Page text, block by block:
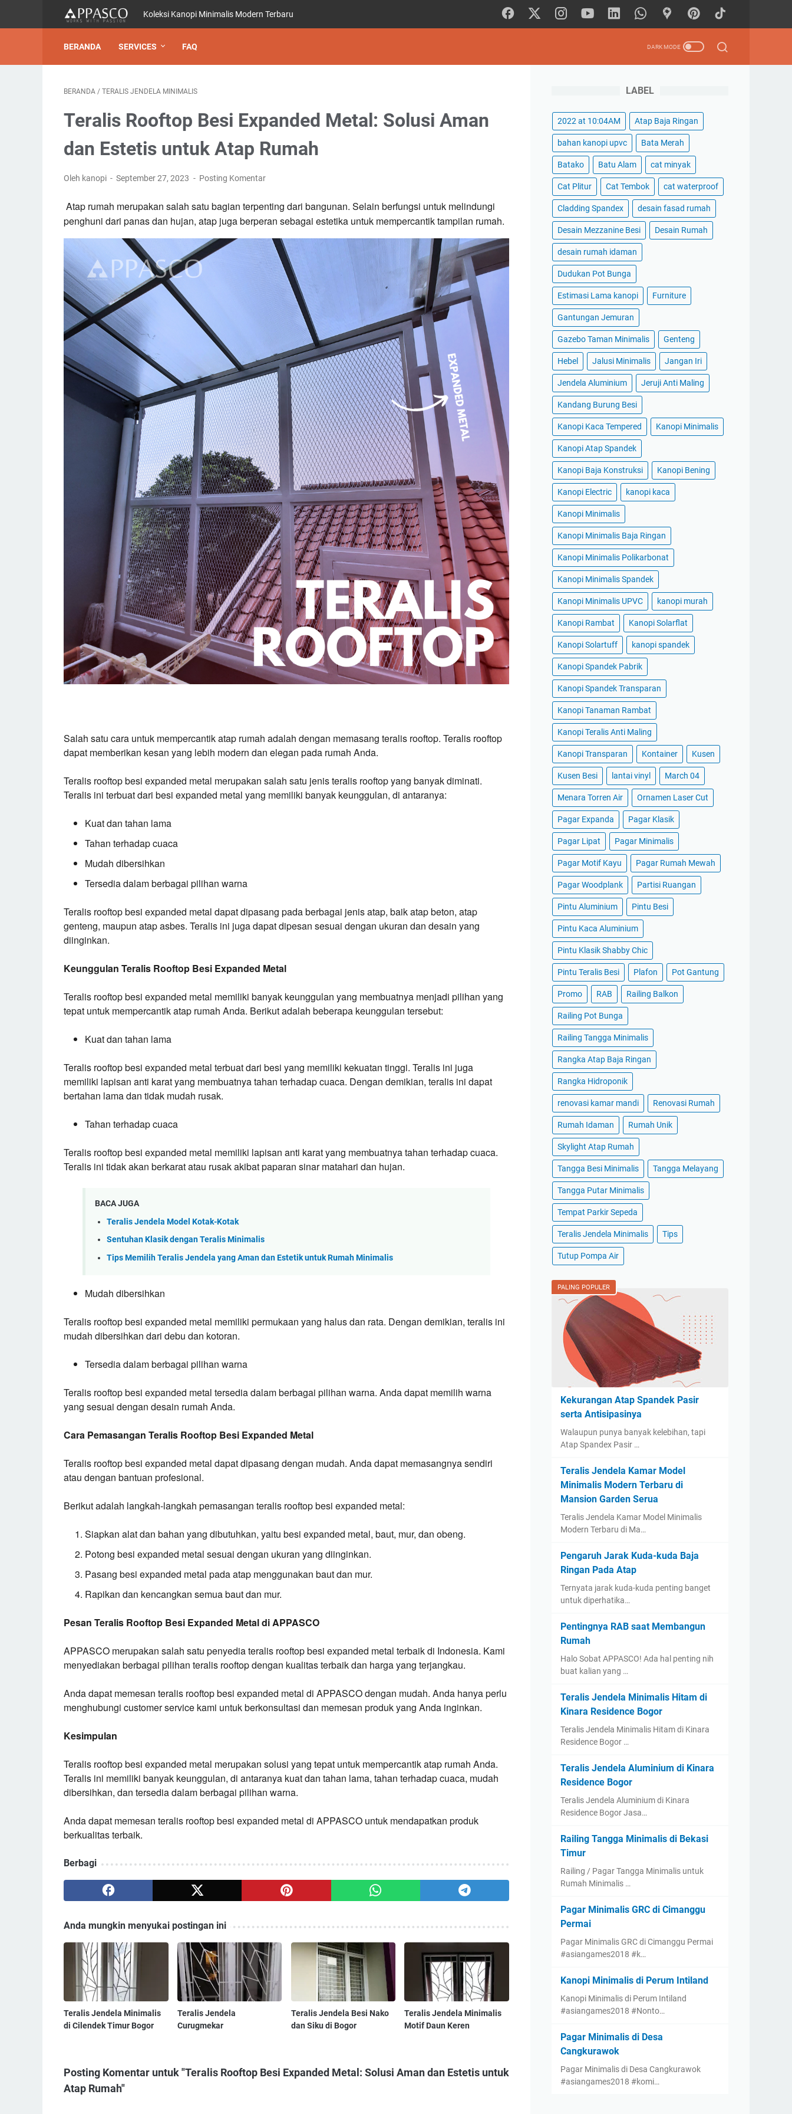
Koleksi Kanopi Minimalis Modern Terbaru
BERANDA SERVICES FAQ
BERANDA / TERALIS JENDELA MINIMALIS
Teralis Rooftop Besi Expanded Metal: Solusi Aman
dan Estetis untuk Atap Rumah
Oleh kanopi September 27, 2023 Posting Komentar
Atap rumah merupakan salah satu bagian terpenting dari bangunan. Selain berfungsi untuk melindungi
penghuni dari panas dan hujan, atap juga berperan sebagai estetika untuk mempercantik tampilan rumah.
Salah satu cara untuk mempercantik atap rumah adalah dengan memasang teralis rooftop. Teralis rooftop
dapat memberikan kesan yang lebih modern dan elegan pada rumah Anda.
Teralis rooftop besi expanded metal merupakan salah satu jenis teralis rooftop yang banyak diminati.
Teralis ini terbuat dari besi expanded metal yang memiliki banyak keunggulan, di antaranya:
Kuat dan tahan lama
Tahan terhadap cuaca
Mudah dibersihkan
Tersedia dalam berbagai pilihan warna
Teralis rooftop besi expanded metal dapat dipasang pada berbagai jenis atap, baik atap beton, atap
genteng, maupun atap asbes. Teralis ini juga dapat dipesan sesuai dengan ukuran dan desain yang
diinginkan.
Keunggulan Teralis Rooftop Besi Expanded Metal
Teralis rooftop besi expanded metal memiliki banyak keunggulan yang membuatnya menjadi pilihan yang
tepat untuk mempercantik atap rumah Anda. Berikut adalah beberapa keunggulan tersebut:
Kuat dan tahan lama
Teralis rooftop besi expanded metal terbuat dari besi yang memiliki kekuatan tinggi. Teralis ini juga
memiliki lapisan anti karat yang membuatnya tahan terhadap cuaca. Dengan demikian, teralis ini dapat
bertahan lama dan tidak mudah rusak.
Tahan terhadap cuaca
Teralis rooftop besi expanded metal memiliki lapisan anti karat yang membuatnya tahan terhadap cuaca.
Teralis ini tidak akan berkarat atau rusak akibat paparan sinar matahari dan hujan.
BACA JUGA
Teralis Jendela Model Kotak-Kotak
Sentuhan Klasik dengan Teralis Minimalis
Tips Memilih Teralis Jendela yang Aman dan Estetik untuk Rumah Minimalis
Mudah dibersihkan
Teralis rooftop besi expanded metal memiliki permukaan yang halus dan rata. Dengan demikian, teralis ini
mudah dibersihkan dari debu dan kotoran.
Tersedia dalam berbagai pilihan warna
Teralis rooftop besi expanded metal tersedia dalam berbagai pilihan warna. Anda dapat memilih warna
yang sesuai dengan desain rumah Anda.
Cara Pemasangan Teralis Rooftop Besi Expanded Metal
Teralis rooftop besi expanded metal dapat dipasang dengan mudah. Anda dapat memasangnya sendiri
atau dengan bantuan profesional.
Berikut adalah langkah-langkah pemasangan teralis rooftop besi expanded metal:
Siapkan alat dan bahan yang dibutuhkan, yaitu besi expanded metal, baut, mur, dan obeng.
Potong besi expanded metal sesuai dengan ukuran yang diinginkan.
Pasang besi expanded metal pada atap menggunakan baut dan mur.
Rapikan dan kencangkan semua baut dan mur.
Pesan Teralis Rooftop Besi Expanded Metal di APPASCO
APPASCO merupakan salah satu penyedia teralis rooftop besi expanded metal terbaik di Indonesia. Kami
menyediakan berbagai pilihan teralis rooftop dengan kualitas terbaik dan harga yang terjangkau.
Anda dapat memesan teralis rooftop besi expanded metal di APPASCO dengan mudah. Anda hanya perlu
menghubungi customer service kami untuk berkonsultasi dan memesan produk yang Anda inginkan.
Kesimpulan
Teralis rooftop besi expanded metal merupakan solusi yang tepat untuk mempercantik atap rumah Anda.
Teralis ini memiliki banyak keunggulan, di antaranya kuat dan tahan lama, tahan terhadap cuaca, mudah
dibersihkan, dan tersedia dalam berbagai pilihan warna.
Anda dapat memesan teralis rooftop besi expanded metal di APPASCO untuk mendapatkan produk
berkualitas terbaik.
Berbagi
Anda mungkin menyukai postingan ini
Teralis Jendela Minimalis
di Cilendek Timur Bogor
Teralis Jendela
Curugmekar
Teralis Jendela Besi Nako
dan Siku di Bogor
Teralis Jendela Minimalis
Motif Daun Keren
Posting Komentar untuk "Teralis Rooftop Besi Expanded Metal: Solusi Aman dan Estetis untuk
Atap Rumah"
LABEL
2022 at 10:04AM Atap Baja Ringan
bahan kanopi upvc Bata Merah
Batako Batu Alam cat minyak
Cat Plitur Cat Tembok cat waterproof
Cladding Spandex desain fasad rumah
Desain Mezzanine Besi Desain Rumah
desain rumah idaman
Dudukan Pot Bunga
Estimasi Lama kanopi Furniture
Gantungan Jemuran
Gazebo Taman Minimalis Genteng
Hebel Jalusi Minimalis Jangan Iri
Jendela Aluminium Jeruji Anti Maling
Kandang Burung Besi
Kanopi Kaca Tempered Kanopi Minimalis
Kanopi Atap Spandek
Kanopi Baja Konstruksi Kanopi Bening
Kanopi Electric kanopi kaca
Kanopi Minimalis
Kanopi Minimalis Baja Ringan
Kanopi Minimalis Polikarbonat
Kanopi Minimalis Spandek
Kanopi Minimalis UPVC kanopi murah
Kanopi Rambat Kanopi Solarflat
Kanopi Solartuff kanopi spandek
Kanopi Spandek Pabrik
Kanopi Spandek Transparan
Kanopi Tanaman Rambat
Kanopi Teralis Anti Maling
Kanopi Transparan Kontainer Kusen
Kusen Besi lantai vinyl March 04
Menara Torren Air Ornamen Laser Cut
Pagar Expanda Pagar Klasik
Pagar Lipat Pagar Minimalis
Pagar Motif Kayu Pagar Rumah Mewah
Pagar Woodplank Partisi Ruangan
Pintu Aluminium Pintu Besi
Pintu Kaca Aluminium
Pintu Klasik Shabby Chic
Pintu Teralis Besi Plafon Pot Gantung
Promo RAB Railing Balkon
Railing Pot Bunga
Railing Tangga Minimalis
Rangka Atap Baja Ringan
Rangka Hidroponik
renovasi kamar mandi Renovasi Rumah
Rumah Idaman Rumah Unik
Skylight Atap Rumah
Tangga Besi Minimalis Tangga Melayang
Tangga Putar Minimalis
Tempat Parkir Sepeda
Teralis Jendela Minimalis Tips
Tutup Pompa Air
PALING POPULER
Kekurangan Atap Spandek Pasir
serta Antisipasinya
Walaupun punya banyak kelebihan, tapi
Atap Spandex Pasir …
Teralis Jendela Kamar Model
Minimalis Modern Terbaru di
Mansion Garden Serua
Teralis Jendela Kamar Model Minimalis
Modern Terbaru di Ma…
Pengaruh Jarak Kuda-kuda Baja
Ringan Pada Atap
Ternyata jarak kuda-kuda penting banget
untuk diperhatika…
Pentingnya RAB saat Membangun
Rumah
Halo Sobat APPASCO! Ada hal penting nih
buat kalian yang …
Teralis Jendela Minimalis Hitam di
Kinara Residence Bogor
Teralis Jendela Minimalis Hitam di Kinara
Residence Bogor …
Teralis Jendela Aluminium di Kinara
Residence Bogor
Teralis Jendela Aluminium di Kinara
Residence Bogor Jasa…
Railing Tangga Minimalis di Bekasi
Timur
Railing / Pagar Tangga Minimalis untuk
Rumah Minimalis …
Pagar Minimalis GRC di Cimanggu
Permai
Pagar Minimalis GRC di Cimanggu Permai
#asiangames2018 #k…
Kanopi Minimalis di Perum Intiland
Kanopi Minimalis di Perum Intiland
#asiangames2018 #Nonto…
Pagar Minimalis di Desa
Cangkurawok
Pagar Minimalis di Desa Cangkurawok
#asiangames2018 #komi…